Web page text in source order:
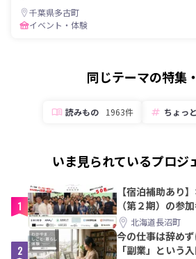
千葉県多古町
イベント・体験
同じテーマの特集
読みもの 1963件 ちょっ
いま見られているプロジ
1
【宿泊補助あり
（第２期）の参
【8/21〆】
北海道長沼町
2
今の仕事は辞め
「副業」という